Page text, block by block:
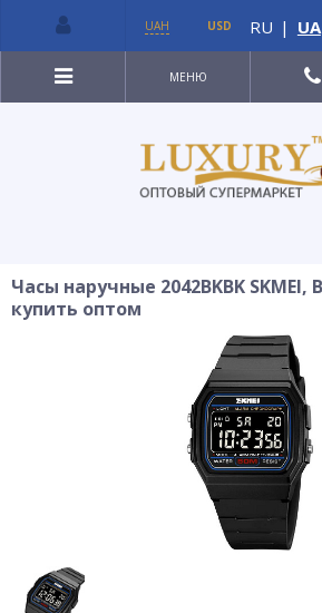
МЕНЮ
Часы наручные 2042BKBK SKMEI,
купить оптом
UAH USD RU | UA